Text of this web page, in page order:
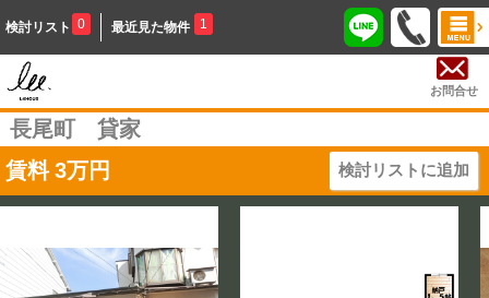
検討リスト 0 最近見た物件 1
お問合せ
長尾町 貸家
賃料 3万円 検討リストに追加